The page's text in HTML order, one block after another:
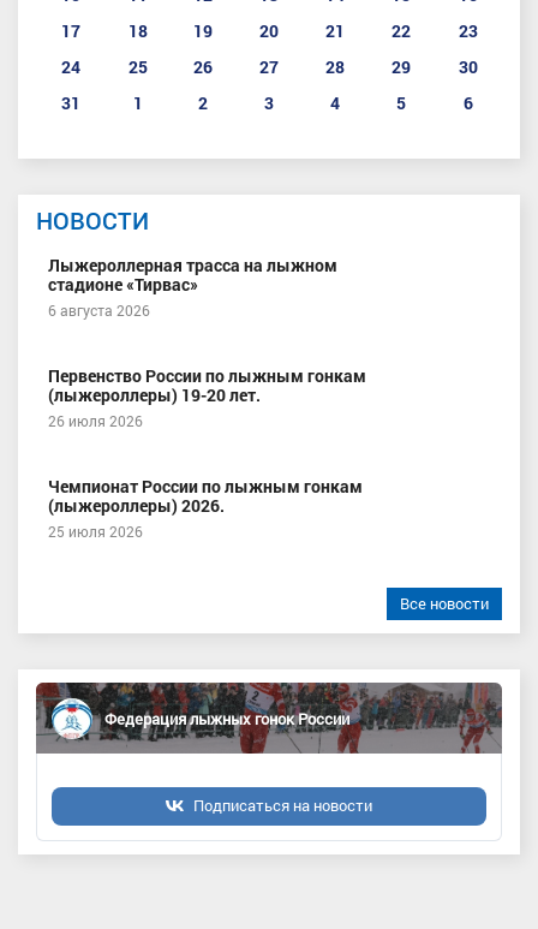
17
18 19 20 21 22
23
24
25 26 27 28 29
30
31
1 2 3 4 5 6
НОВОСТИ
Лыжероллерная трасса на лыжном
стадионе «Тирвас»
6 августа 2026
Первенство России по лыжным гонкам
(лыжероллеры) 19-20 лет.
26 июля 2026
Чемпионат России по лыжным гонкам
(лыжероллеры) 2026.
25 июля 2026
Все новости
Федерация лыжных гонок России
Подписаться на новости